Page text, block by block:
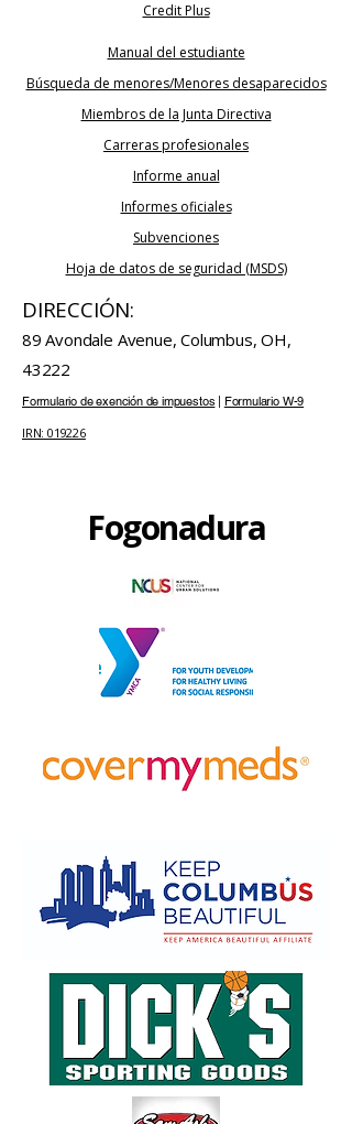
Credit Plus
Manual del estudiante
Búsqueda de menores/Menores desaparecidos
Miembros de la Junta Directiva
Carreras profesionales
Informe anual
Informes oficiales
Subvenciones
Hoja de datos de seguridad (MSDS)
DIRECCIÓN:
89 Avondale Avenue, Columbus, OH,
43222
Formulario de exención de impuestos Formulario W-9
IRN: 019226
Fogonadura